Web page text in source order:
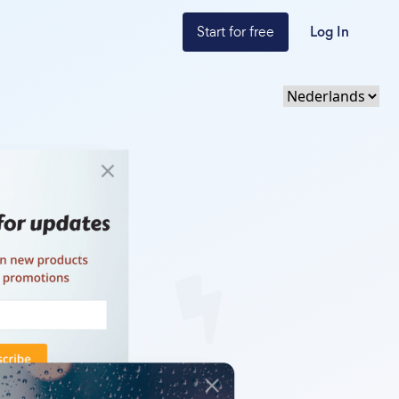
Start for free Log In